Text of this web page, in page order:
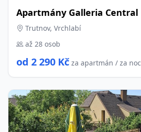
Apartmány Galleria Central
Trutnov, Vrchlabí
až 28 osob
od 2 290 Kč za apartmán / za noc